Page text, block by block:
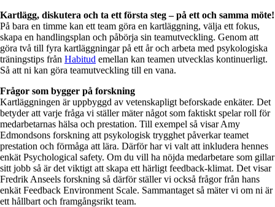
Kartlägg, diskutera och ta ett första steg – på ett och samma möte!
På bara en timme kan ett team göra en kartläggning, välja ett fokus,
skapa en handlingsplan och påbörja sin teamutveckling. Genom att
göra två till fyra kartläggningar på ett år och arbeta med psykologiska
träningstips från Habitud emellan kan teamen utvecklas kontinuerligt.
Så att ni kan göra teamutveckling till en vana.
Frågor som bygger på forskning
Kartläggningen är uppbyggd av vetenskapligt beforskade enkäter. Det
betyder att varje fråga vi ställer mäter något som faktiskt spelar roll för
medarbetarnas hälsa och prestation. Till exempel så visar Amy
Edmondsons forskning att psykologisk trygghet påverkar teamet
prestation och förmåga att lära. Därför har vi valt att inkludera hennes
enkät Psychological safety. Om du vill ha nöjda medarbetare som gillar
sitt jobb så är det viktigt att skapa ett härligt feedback-klimat. Det visar
Fredrik Anseels forskning så därför ställer vi också frågor från hans
enkät Feedback Environment Scale. Sammantaget så mäter vi om ni är
ett hållbart och framgångsrikt team.